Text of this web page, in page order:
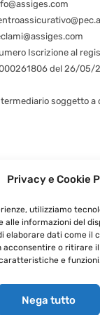
Privacy e Cookie
utilizziamo
alle informazioni del
elaborare dati come il
acconsentire o ritirare
e
Nega tutto
Iscrizione al
del 26/05/
soggetto a
e Cookie Policy